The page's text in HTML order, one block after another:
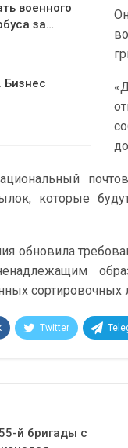
военного
за…
Бизнес
которые
обновила
сортировочных
Twitter
й бригады с